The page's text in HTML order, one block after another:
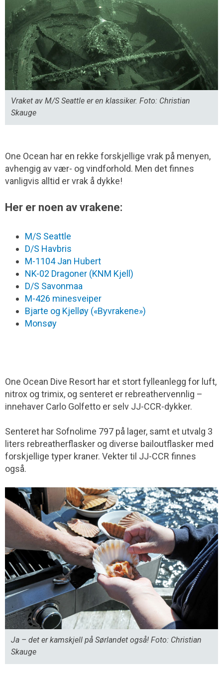
Vraket av M/S Seattle er en klassiker. Foto: Christian
Skauge
One Ocean har en rekke forskjellige vrak på menyen,
avhengig av vær- og vindforhold. Men det finnes
vanligvis alltid er vrak å dykke!
Her er noen av vrakene:
M/S Seattle
D/S Havbris
M-1104 Jan Hubert
NK-02 Dragoner (KNM Kjell)
D/S Savonmaa
M-426 minesveiper
Bjarte og Kjelløy («Byvrakene»)
Monsøy
One Ocean Dive Resort har et stort fylleanlegg for luft,
nitrox og trimix, og senteret er rebreathervennlig –
innehaver Carlo Golfetto er selv JJ-CCR-dykker.
Senteret har Sofnolime 797 på lager, samt et utvalg 3
liters rebreatherflasker og diverse bailoutflasker med
forskjellige typer kraner. Vekter til JJ-CCR finnes
også.
Ja – det er kamskjell på Sørlandet også! Foto: Christian
Skauge